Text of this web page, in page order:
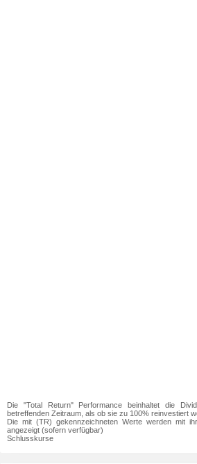
Die "Total Return" Performance beinhaltet die
betreffenden Zeitraum, als ob sie zu 100% reinvestiert
Die mit (TR) gekennzeichneten Werte werden mit
angezeigt (sofern verfügbar)
Schlusskurse